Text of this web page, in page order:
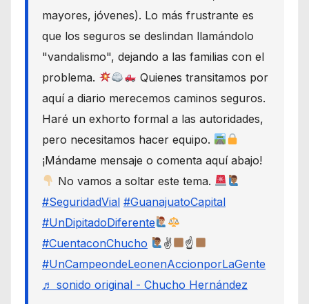
mayores, jóvenes). Lo más frustrante es
que los seguros se deslindan llamándolo
"vandalismo", dejando a las familias con el
problema.
Quienes transitamos por
aquí a diario merecemos caminos seguros.
Haré un exhorto formal a las autoridades,
pero necesitamos hacer equipo.
¡Mándame mensaje o comenta aquí abajo!
No vamos a soltar este tema.
#SeguridadVial #GuanajuatoCapital
#UnDipitadoDiferente
#CuentaconChucho
✌
☝
#UnCampeondeLeonenAccionporLaGente
♬ sonido original - Chucho Hernández